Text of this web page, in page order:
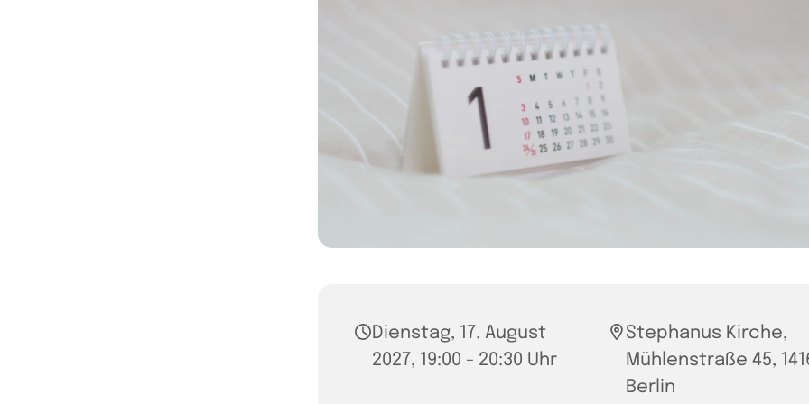
Dienstag, 17. August
2027, 19:00 - 20:30 Uhr
Stephanus Kirche,
Mühlenstraße 45,
Berlin